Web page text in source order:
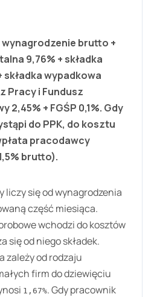
wynagrodzenie brutto +
9,76% + składka
składka wypadkowa
Pracy i Fundusz
2,45% + FGŚP 0,1%. Gdy
do PPK, do kosztu
pracodawcy
brutto).
liczy się od wynagrodzenia
część miesiąca.
wchodzi do kosztów
się od niego składek.
zależy od rodzaju
firm do dziewięciu
1,67%. Gdy pracownik